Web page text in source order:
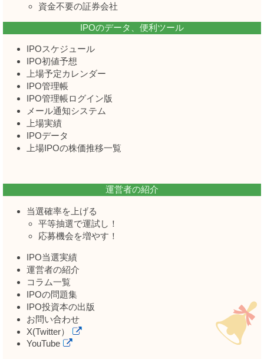
資金不要の証券会社
IPOのデータ、便利ツール
IPOスケジュール
IPO初値予想
上場予定カレンダー
IPO管理帳
IPO管理帳ログイン版
メール通知システム
上場実績
IPOデータ
上場IPOの株価推移一覧
運営者の紹介
当選確率を上げる
平等抽選で運試し！
応募機会を増やす！
IPO当選実績
運営者の紹介
コラム一覧
IPOの問題集
IPO投資本の出版
お問い合わせ
X(Twitter）
YouTube